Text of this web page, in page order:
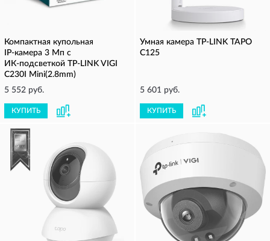
Компактная купольная
IP‑камера 3 Мп с
ИК‑подсветкой TP-LINK VIGI
C230I Mini(2.8mm)
5 552 руб.
КУПИТЬ
Умная камера TP-LINK TAPO
C125
5 601 руб.
КУПИТЬ